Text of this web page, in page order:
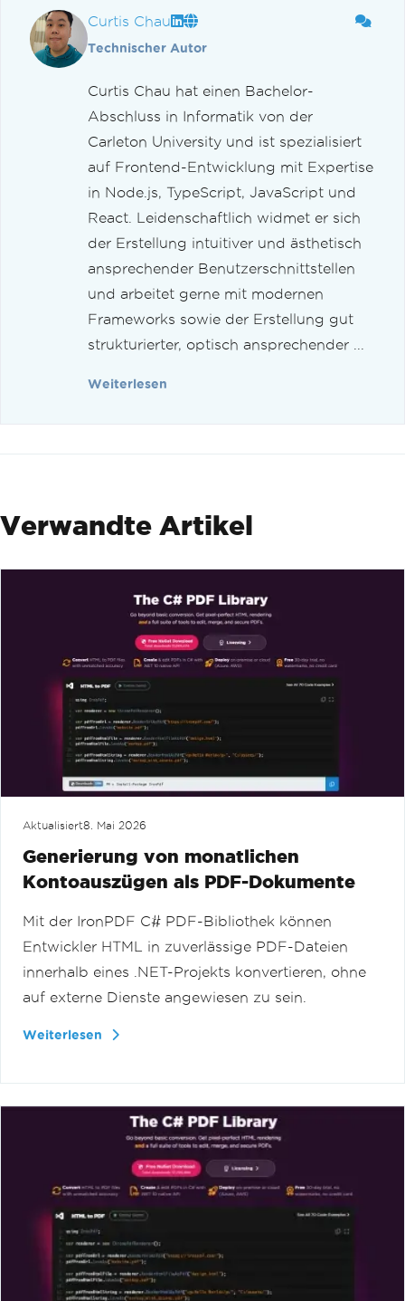
Curtis Chau
Technischer Autor
Curtis Chau hat einen Bachelor-
Abschluss in Informatik von der
Carleton University und ist spezialisiert
auf Frontend-Entwicklung mit Expertise
in Node.js, TypeScript, JavaScript und
React. Leidenschaftlich widmet er sich
der Erstellung intuitiver und ästhetisch
ansprechender Benutzerschnittstellen
und arbeitet gerne mit modernen
Frameworks sowie der Erstellung gut
strukturierter, optisch ansprechender ...
Weiterlesen
Verwandte Artikel
Aktualisiert8. Mai 2026
Generierung von monatlichen
Kontoauszügen als PDF-Dokumente
Mit der IronPDF C# PDF-Bibliothek können
Entwickler HTML in zuverlässige PDF-Dateien
innerhalb eines .NET-Projekts konvertieren, ohne
auf externe Dienste angewiesen zu sein.
Weiterlesen